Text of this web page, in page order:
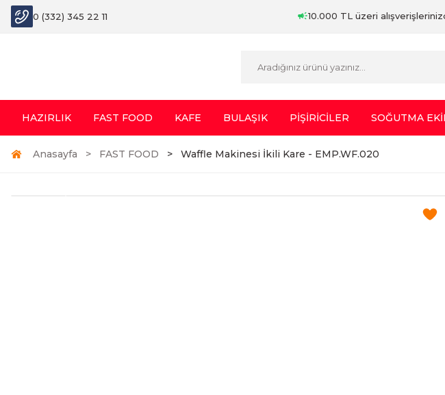
0 (332) 345 22 11 10.000 TL üzeri
HAZIRLIK FAST FOOD KAFE BULAŞIK PİŞİRİCİLER SOĞUTMA
Anasayfa FAST FOOD Waffle Makinesi İkili Kare - EMP.WF.020